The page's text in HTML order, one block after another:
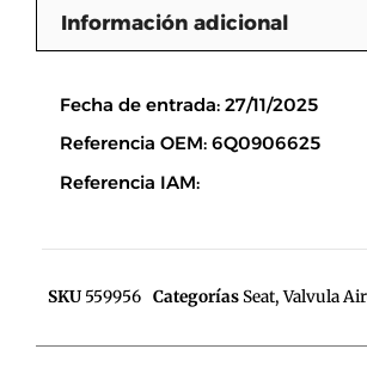
Información adicional
Fecha de entrada: 27/11/2025
Referencia OEM: 6Q0906625
Referencia IAM:
SKU 559956 Categorías Seat,Valvula